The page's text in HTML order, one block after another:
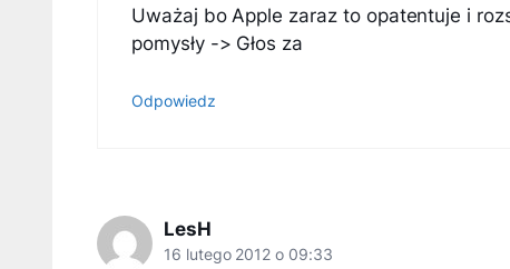
Uważaj bo Apple zaraz to opatentuje i
pomysły -> Głos za
Odpowiedz
LesH
16 lutego 2012 o 09:33